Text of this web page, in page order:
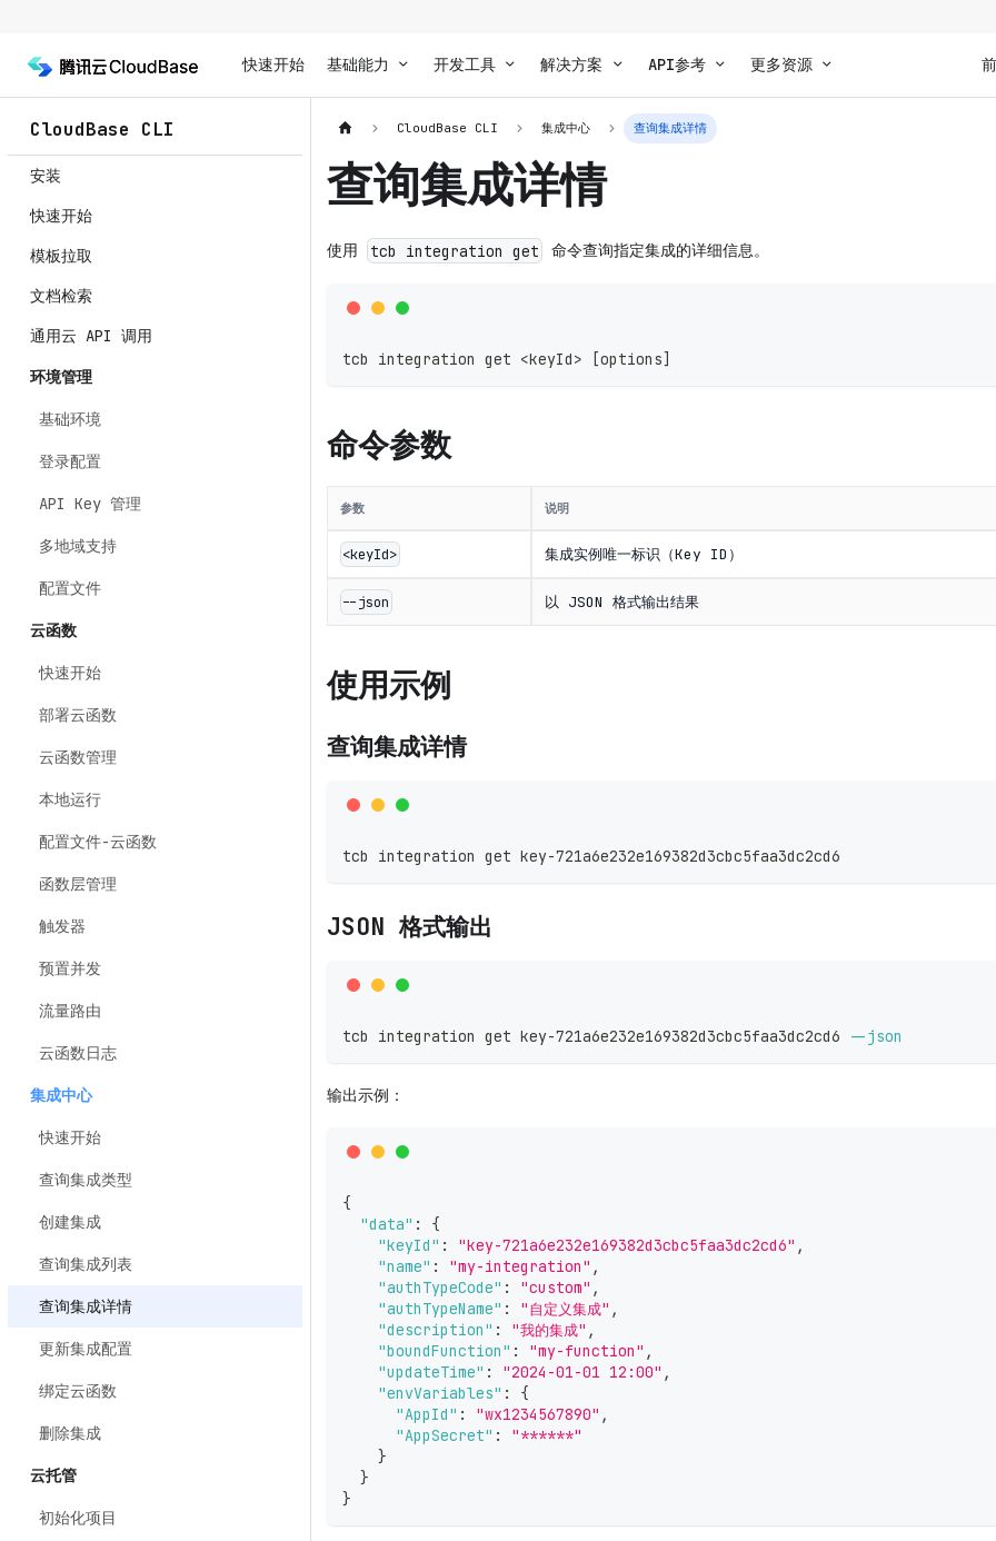
快速开始 基础能力 开发工具 解决方案 API参考 更多资源
CloudBase CLI
安装
快速开始
模板拉取
文档检索
通用云 API 调用
环境管理
基础环境
登录配置
API Key 管理
多地域支持
配置文件
云函数
快速开始
部署云函数
云函数管理
本地运行
配置文件-云函数
函数层管理
触发器
预置并发
流量路由
云函数日志
集成中心
快速开始
查询集成类型
创建集成
查询集成列表
查询集成详情
更新集成配置
绑定云函数
删除集成
云托管
初始化项目
CloudBase CLI 集成中心 查询集成详情
查询集成详情
使用 tcb integration get 命令查询指定集成的详细信息。
tcb integration get <keyId> [options]
命令参数
参数 说明
<keyId> 集成实例唯一标识（Key ID）
--json 以 JSON 格式输出结果
使用示例
查询集成详情
tcb integration get key-721a6e232e169382d3cbc5faa3dc2cd6
JSON 格式输出
tcb integration get key-721a6e232e169382d3cbc5faa3dc2cd6 --json
输出示例：
{
"data" :
{
"keyId" : "key-721a6e232e169382d3cbc5faa3dc2cd6" ,
"name" : "my-integration" ,
"authTypeCode" : "custom" ,
"authTypeName" : "自定义集成" ,
"description" : "我的集成" ,
"boundFunction" : "my-function" ,
"updateTime" : "2024-01-01 12:00" ,
"envVariables" :
{
"AppId" : "wx1234567890" ,
"AppSecret" :
"******"
}
}
}